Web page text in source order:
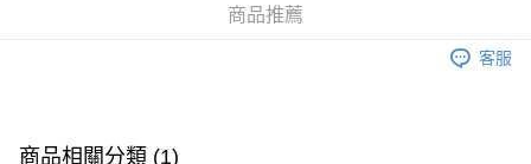
付款後門市自取，訂單確認後2-4個工作天到店，7天內取。逾期後
商品推薦
客服
商品相關分類 (1)